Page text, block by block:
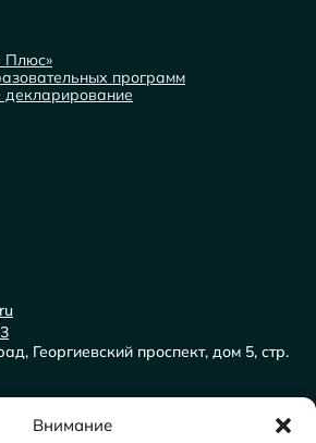
Внимание
Плюс»
программ
декларирование
Георгиевский проспект, дом 5, стр.